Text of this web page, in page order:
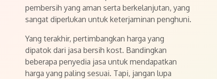
pembersih yang aman serta berkelanjutan, yang
sangat diperlukan untuk keterjaminan penghuni.
Yang terakhir, pertimbangkan harga yang
dipatok dari jasa bersih kost. Bandingkan
beberapa penyedia jasa untuk mendapatkan
harga yang paling sesuai. Tapi, jangan lupa